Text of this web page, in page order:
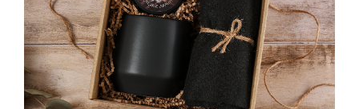
Нажимая на кнопку, я даю согласие на обработку
персональных данных
ОТПРАВИТЬ